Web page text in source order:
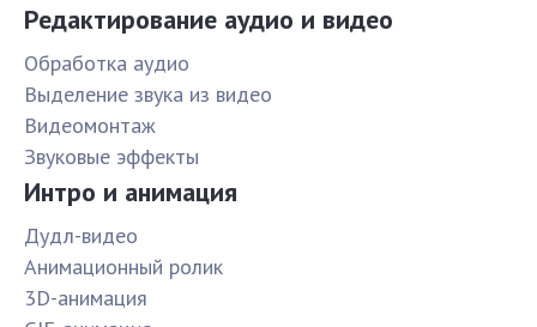
Редактирование аудио и видео
Обработка аудио
Выделение звука из видео
Видеомонтаж
Звуковые эффекты
Интро и анимация
Дудл-видео
Анимационный ролик
3D-анимация